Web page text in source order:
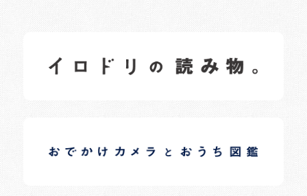
日常の様子など随時更新中です。
日常の様子など随時更新中です。